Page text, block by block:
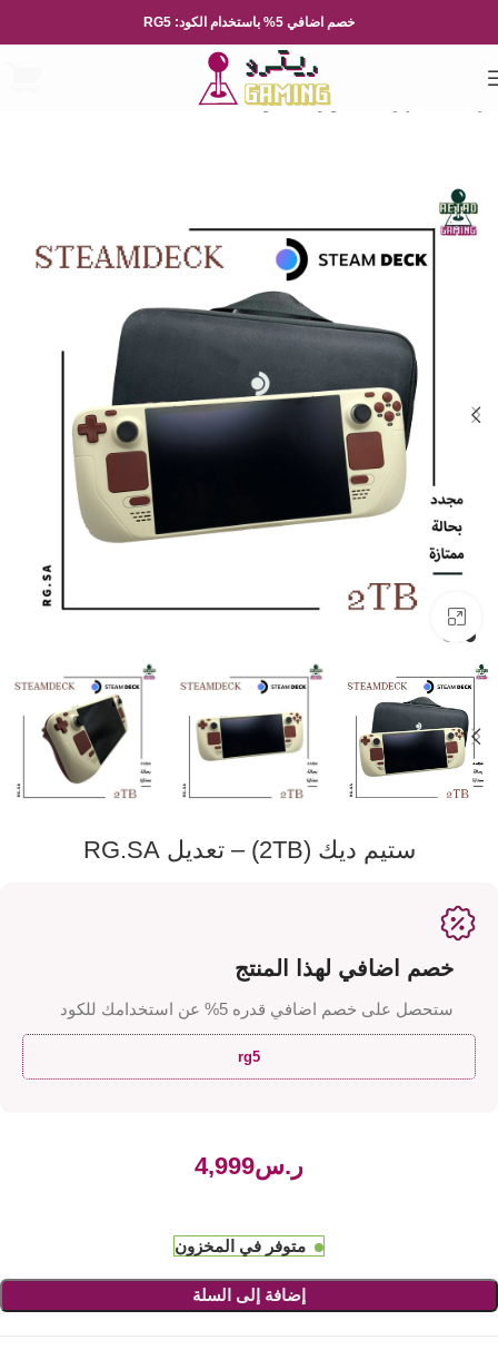
خصم اضافي 5% باستخدام الكود: RG5
الكمبيوتر المحمول
ستيم ديك (2TB) – تعديل RG.SA
خصم اضافي لهذا المنتج
ستحصل على خصم اضافي قدره 5% عن استخدامك للكود
rg5
ر.س
متوفر في المخزون
إضافة إلى السلة